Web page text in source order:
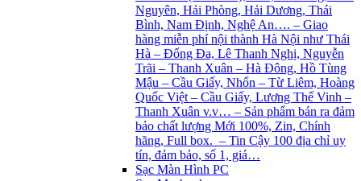
Nguyên, Hải Phòng, Hải Dương, Thái
Bình, Nam Định, Nghệ An…. – Giao
hàng miễn phí nội thành Hà Nội như Thái
Hà – Đống Đa, Lê Thanh Nghị, Nguyễn
Trãi – Thanh Xuân – Hà Đông, Hồ Tùng
Mậu – Cầu Giấy, Nhổn – Từ Liêm, Hoàng
Quốc Việt – Cầu Giấy, Lương Thế Vinh –
Thanh Xuân v.v… – Sản phẩm bán ra đảm
bảo chất lượng Mới 100%, Zin, Chính
hãng, Full box. – Tin Cậy 100 địa chỉ uy
tín, đảm bảo, số 1, giá…
Sạc Màn Hình PC